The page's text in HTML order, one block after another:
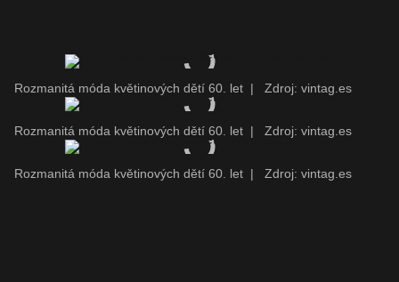
Rozmanitá móda květinových dětí 60. let | Zdroj: vintag.es
Rozmanitá móda květinových dětí 60. let | Zdroj: vintag.es
Rozmanitá móda květinových dětí 60. let | Zdroj: vintag.es